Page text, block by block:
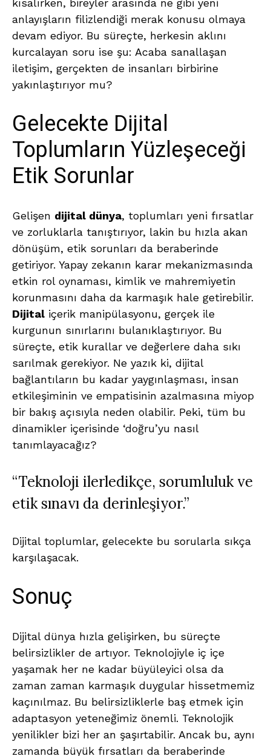
kısalırken, bireyler arasında ne gibi yeni
anlayışların filizlendiği merak konusu olmaya
devam ediyor. Bu süreçte, herkesin aklını
kurcalayan soru ise şu: Acaba sanallaşan
iletişim, gerçekten de insanları birbirine
yakınlaştırıyor mu?
Gelecekte Dijital
Toplumların Yüzleşeceği
Etik Sorunlar
Gelişen dijital dünya, toplumları yeni fırsatlar
ve zorluklarla tanıştırıyor, lakin bu hızla akan
dönüşüm, etik sorunları da beraberinde
getiriyor. Yapay zekanın karar mekanizmasında
etkin rol oynaması, kimlik ve mahremiyetin
korunmasını daha da karmaşık hale getirebilir.
Dijital içerik manipülasyonu, gerçek ile
kurgunun sınırlarını bulanıklaştırıyor. Bu
süreçte, etik kurallar ve değerlere daha sıkı
sarılmak gerekiyor. Ne yazık ki, dijital
bağlantıların bu kadar yaygınlaşması, insan
etkileşiminin ve empatisinin azalmasına miyop
bir bakış açısıyla neden olabilir. Peki, tüm bu
dinamikler içerisinde ‘doğru’yu nasıl
tanımlayacağız?
“Teknoloji ilerledikçe, sorumluluk ve
etik sınavı da derinleşiyor.”
Dijital toplumlar, gelecekte bu sorularla sıkça
karşılaşacak.
Sonuç
Dijital dünya hızla gelişirken, bu süreçte
belirsizlikler de artıyor. Teknolojiyle iç içe
yaşamak her ne kadar büyüleyici olsa da
zaman zaman karmaşık duygular hissetmemiz
kaçınılmaz. Bu belirsizliklerle baş etmek için
adaptasyon yeteneğimiz önemli. Teknolojik
yenilikler bizi her an şaşırtabilir. Ancak bu, aynı
zamanda büyük fırsatları da beraberinde